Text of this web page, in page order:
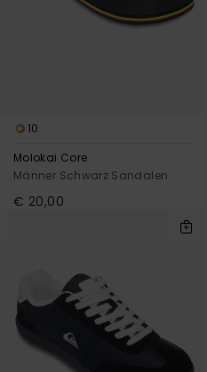
10
Molokai Core
Männer Schwarz Sandalen
€ 20,00